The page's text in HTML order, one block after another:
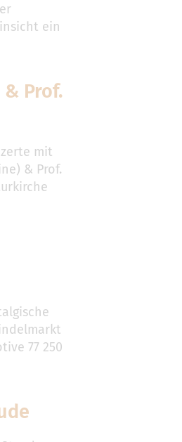
ein
Prof.
mit
& Prof.
77 250